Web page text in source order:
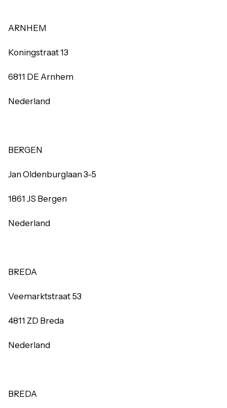
ARNHEM
Koningstraat 13
6811 DE Arnhem
Nederland
BERGEN
Jan Oldenburglaan 3-5
1861 JS Bergen
Nederland
BREDA
Veemarktstraat 53
4811 ZD Breda
Nederland
BREDA